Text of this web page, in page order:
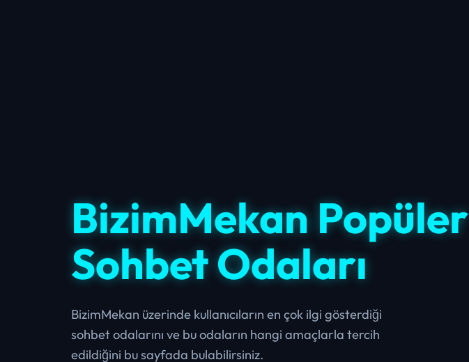
BizimMekan Popüler
Sohbet Odaları
BizimMekan üzerinde kullanıcıların en çok ilgi gösterdiği
sohbet odalarını ve bu odaların hangi amaçlarla tercih
edildiğini bu sayfada bulabilirsiniz.